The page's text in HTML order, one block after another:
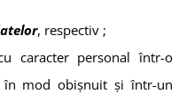
, respectiv ;
caracter personal într-o
în mod obișnuit și într-un